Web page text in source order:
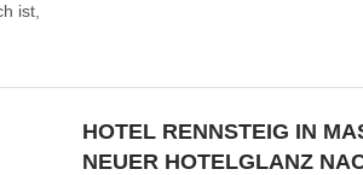
ist,
HOTEL RENNSTEIG IN
NEUER HOTELGLANZ